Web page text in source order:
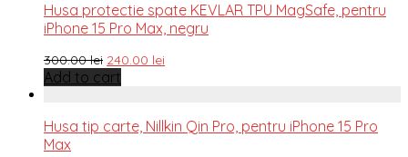
Husa protectie spate KEVLAR TPU MagSafe, pentru
iPhone 15 Pro Max, negru
300.00lei 240.00 lei
Add to cart
Husa tip carte, Nillkin Qin Pro, pentru iPhone 15 Pro
Max